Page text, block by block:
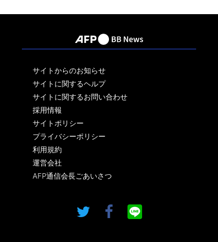
サイトからのお知らせ
サイトに関するヘルプ
サイトに関するお問い合わせ
採用情報
サイトポリシー
プライバシーポリシー
利用規約
運営会社
AFP通信会長ごあいさつ